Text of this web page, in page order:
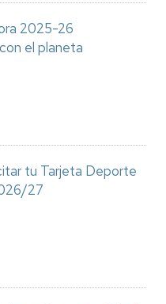
2025-26
el planeta
tu Tarjeta Deporte
27